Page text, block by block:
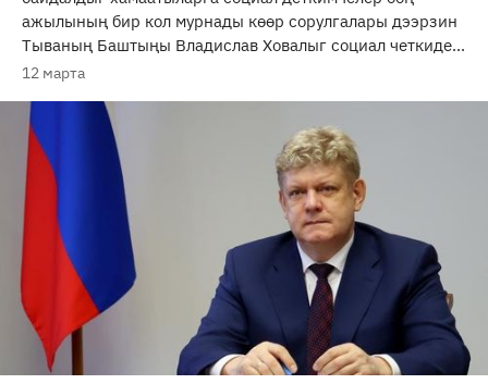
ажылының бир кол мурнады көөр сорулгалары дээрзин
Тываның Баштыңы Владислав Ховалыг социал четкиде...
12 марта